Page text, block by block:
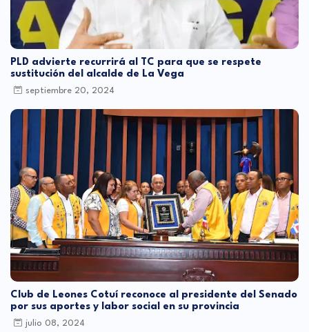
PLD advierte recurrirá al TC para que se respete
sustitución del alcalde de La Vega
septiembre 20, 2024
Club de Leones Cotuí reconoce al presidente del Senado
por sus aportes y labor social en su provincia
julio 08, 2024